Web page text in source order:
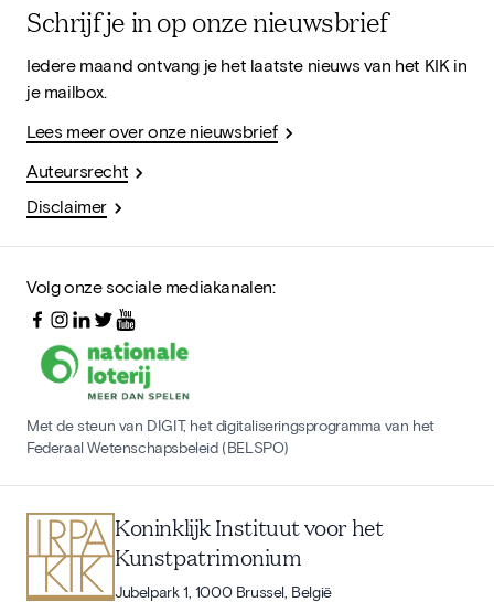
Schrijf je in op onze nieuwsbrief
Iedere maand ontvang je het laatste nieuws van het KIK in
je mailbox.
Lees meer over onze nieuwsbrief
Auteursrecht
Disclaimer
Volg onze sociale mediakanalen:
Met de steun van DIGIT, het digitaliseringsprogramma van het
Federaal Wetenschapsbeleid (BELSPO)
Koninklijk Instituut voor het
Kunstpatrimonium
Jubelpark 1, 1000 Brussel, België